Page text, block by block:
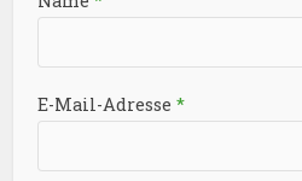
E-Mail-Adresse*